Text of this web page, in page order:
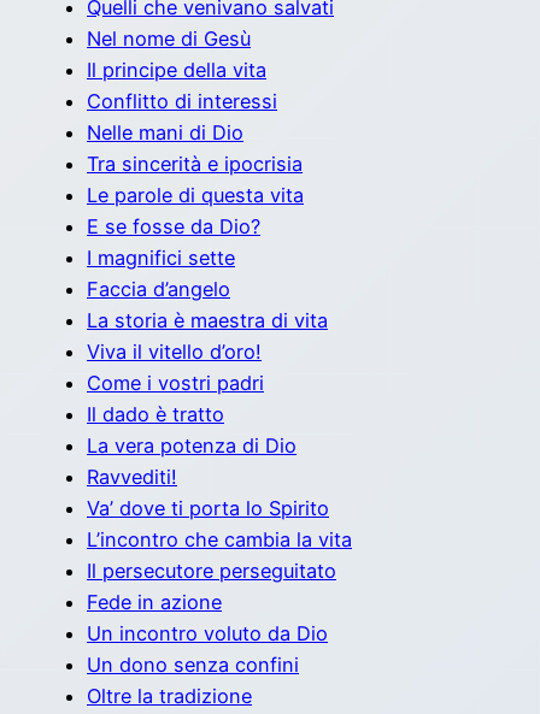
Quelli che venivano salvati
Nel nome di Gesù
Il principe della vita
Conflitto di interessi
Nelle mani di Dio
Tra sincerità e ipocrisia
Le parole di questa vita
E se fosse da Dio?
I magnifici sette
Faccia d’angelo
La storia è maestra di vita
Viva il vitello d’oro!
Come i vostri padri
Il dado è tratto
La vera potenza di Dio
Ravvediti!
Va’ dove ti porta lo Spirito
L’incontro che cambia la vita
Il persecutore perseguitato
Fede in azione
Un incontro voluto da Dio
Un dono senza confini
Oltre la tradizione